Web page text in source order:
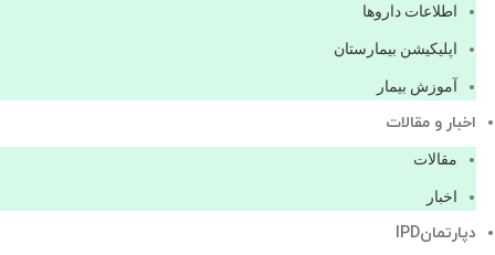
اطلاعات دارو‌ها
اپليكيشن بيمارستان
آموزش بیمار
اخبار و مقالات
مقالات
اخبار
دپارتمانIPD